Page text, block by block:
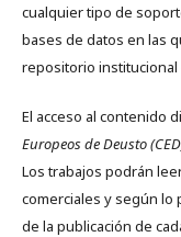
cualquier tipo de
bases de datos en las
repositorio institucional
El acceso al contenido
Europeos de Deusto
Los trabajos podrán
comerciales y según lo
de la publicación de